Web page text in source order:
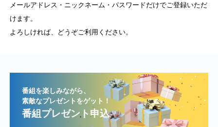
メールアドレス・ニックネーム・パスワードだけでご登録いただ
けます。
よろしければ、どうぞご利用ください。
番組を楽しみながら、
素敵なプレゼントをゲット！
番組プレゼント申込